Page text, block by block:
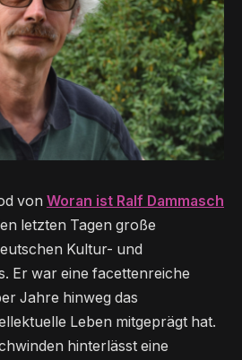
von Woran ist Ralf Dammasch
letzten Tagen große
Kultur- und
Er war eine facettenreiche
Jahre hinweg das
Leben mitgeprägt hat.
hinterlässt eine